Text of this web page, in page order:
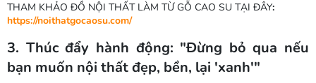
THAM KHẢO ĐỒ NỘI THẤT LÀM TỪ GỖ CAO SU TẠI ĐÂY:
https://noithatgocaosu.com/
3. Thúc đẩy hành động: "Đừng bỏ qua nếu
bạn muốn nội thất đẹp, bền, lại 'xanh'"